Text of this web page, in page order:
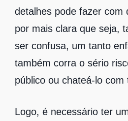
detalhes pode fazer com
por mais clara que seja,
ser confusa, um tanto
também corra o sério
público ou chateá-lo com
Logo, é necessário ter